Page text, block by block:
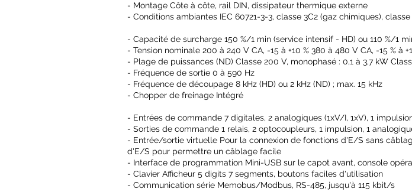
- Montage Côte à côte, rail DIN, dissipateur thermique externe
- Conditions ambiantes IEC 60721-3-3, classe 3C2 (gaz chimiques),
- Capacité de surcharge 150 %/1 min (service intensif - HD) ou 110 %/1
- Tension nominale 200 à 240 V CA, -15 à +10 % 380 à 480 V CA, -15 % à
- Plage de puissances (ND) Classe 200 V, monophasé : 0,1 à 3,7 kW
- Fréquence de sortie 0 à 590 Hz
- Fréquence de découpage 8 kHz (HD) ou 2 kHz (ND) ; max. 15 kHz
- Chopper de freinage Intégré
- Entrées de commande 7 digitales, 2 analogiques (1xV/I, 1xV), 1
- Sorties de commande 1 relais, 2 optocoupleurs, 1 impulsion, 1
- Entrée/sortie virtuelle Pour la connexion de fonctions d'E/S sans
d'E/S pour permettre un câblage facile
- Interface de programmation Mini-USB sur le capot avant, console
- Clavier Afficheur 5 digits 7 segments, boutons faciles d'utilisation
- Communication série Memobus/Modbus, RS-485, jusqu'à 115 kbit/s